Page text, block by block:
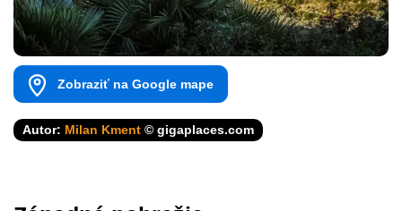
Zobraziť na Google mape
Autor: Milan Kment © gigaplaces.com